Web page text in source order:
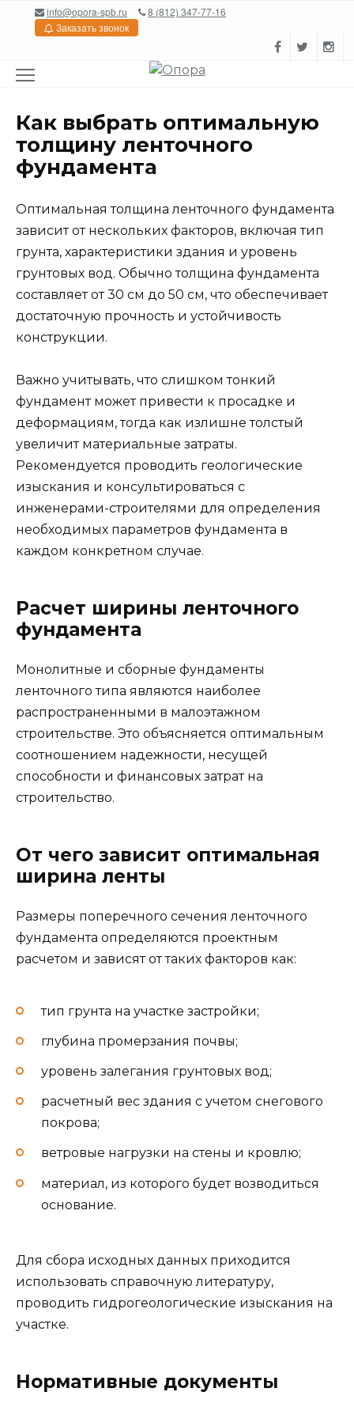
Перейтиinfo@opora-spb.ru
8 (812) 347-77-16
Заказать звонок
Как выбрать оптимальную
толщину ленточного
фундамента
Оптимальная толщина ленточного фундамента
зависит от нескольких факторов, включая тип
грунта, характеристики здания и уровень
грунтовых вод. Обычно толщина фундамента
составляет от 30 см до 50 см, что обеспечивает
достаточную прочность и устойчивость
конструкции.
Важно учитывать, что слишком тонкий
фундамент может привести к просадке и
деформациям, тогда как излишне толстый
увеличит материальные затраты.
Рекомендуется проводить геологические
изыскания и консультироваться с
инженерами-строителями для определения
необходимых параметров фундамента в
каждом конкретном случае.
Расчет ширины ленточного
фундамента
Монолитные и сборные фундаменты
ленточного типа являются наиболее
распространенными в малоэтажном
строительстве. Это объясняется оптимальным
соотношением надежности, несущей
способности и финансовых затрат на
строительство.
От чего зависит оптимальная
ширина ленты
Размеры поперечного сечения ленточного
фундамента определяются проектным
расчетом и зависят от таких факторов как:
тип грунта на участке застройки;
глубина промерзания почвы;
уровень залегания грунтовых вод;
расчетный вес здания с учетом снегового
покрова;
ветровые нагрузки на стены и кровлю;
материал, из которого будет возводиться
основание.
Для сбора исходных данных приходится
использовать справочную литературу,
проводить гидрогеологические изыскания на
участке.
Нормативные документы